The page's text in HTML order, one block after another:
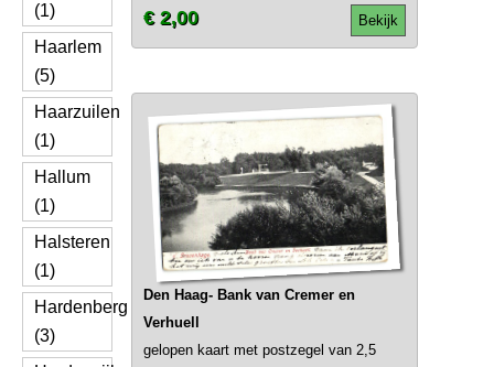
(1)
Haarlem
(5)
Haarzuilen
(1)
Hallum
(1)
Halsteren
(1)
Hardenberg
(3)
Bekijk
€ 2,00
Den Haag- Bank van Cremer en
Verhuell
gelopen kaart met postzegel van 2,5